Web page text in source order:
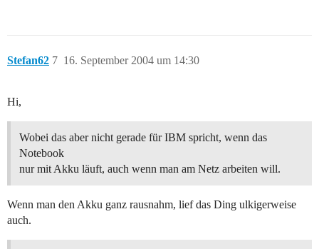
Stefan62 16. September 2004 um 14:30
7
Hi,
Wobei das aber nicht gerade für IBM spricht, wenn das
Notebook
nur mit Akku läuft, auch wenn man am Netz arbeiten will.
Wenn man den Akku ganz rausnahm, lief das Ding ulkigerweise
auch.